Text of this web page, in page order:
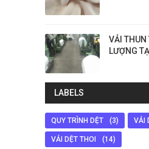
VẢI THUN
LƯỢNG
LABELS
QUY TRÌNH DỆT (3) VẢI
VẢI DỆT THOI (14)